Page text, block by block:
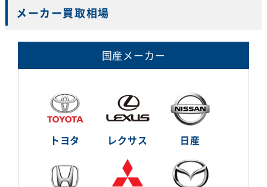
メーカー買取相場
国産メーカー
トヨタ レクサス 日産